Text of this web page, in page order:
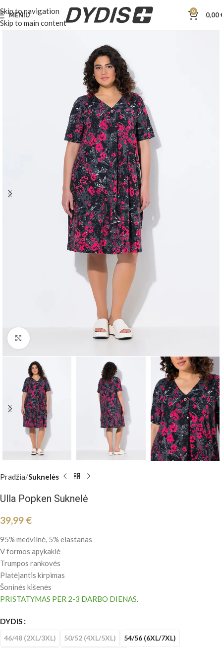
Skip to navigation
Skip to main content
MENIU 0 0,00
Padidinti
Pradžia Suknelės
Ulla Popken Suknelė
39,99 €
95% medvilnė, 5% elastanas
V formos apykaklė
Trumpos rankovės
Platėjantis kirpimas
Šoninės kišenės
PRISTATYMAS PER 2-3 DARBO DIENAS.
DYDIS
46/48 (2XL/3XL) 50/52 (4XL/5XL) 54/56 (6XL/7XL)